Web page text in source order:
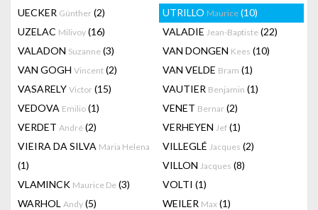
UECKER Günther (2) UTRILLO Maurice (10)
UZELAC Milivoy (16) VALADIE Jean-Baptiste (22)
VALADON Suzanne (3) VAN DONGEN Kees (10)
VAN GOGH Vincent (2) VAN VELDE Bram (1)
VASARELY Victor (15) VAUTIER Benjamin (1)
VEDOVA Emilio (1) VENET Bernar (2)
VERDET André (2) VERHEYEN Jef (1)
VIEIRA DA SILVA Maria Helena
(1)
VILLEGLÉ Jacques (2)
VILLON Jacques (8)
VLAMINCK Maurice De (3) VOLTI (1)
WARHOL Andy (5) WEILER Max (1)